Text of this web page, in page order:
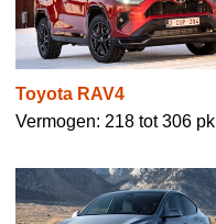
Toyota RAV4
Vermogen: 218 tot 306 pk